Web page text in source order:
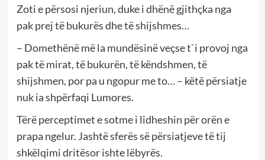
Zoti e përsosi njeriun, duke i dhënë gjithçka nga
pak prej të bukurës dhe të shijshmes…
– Domethënë më la mundësinë veçse t`i provoj nga
pak të mirat, të bukurën, të këndshmen, të
shijshmen, por pa u ngopur me to… – këtë përsiatje
nuk ia shpërfaqi Lumores.
Tërë perceptimet e sotme i lidheshin për orën e
prapa ngelur. Jashtë sferës së përsiatjeve të tij
shkëlqimi dritësor ishte lëbyrës.